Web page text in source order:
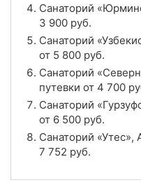
Цена в сутки от7
Рейтинг
Отзывы 3
Санаторий
Цена в сутки
Рейтинг
Санаторий
3 900 руб.
Санаторий
от 5 800 руб.
Санаторий
путевки от 4 700
Санаторий
от 6 500 руб.
Санаторий
7 752 руб.